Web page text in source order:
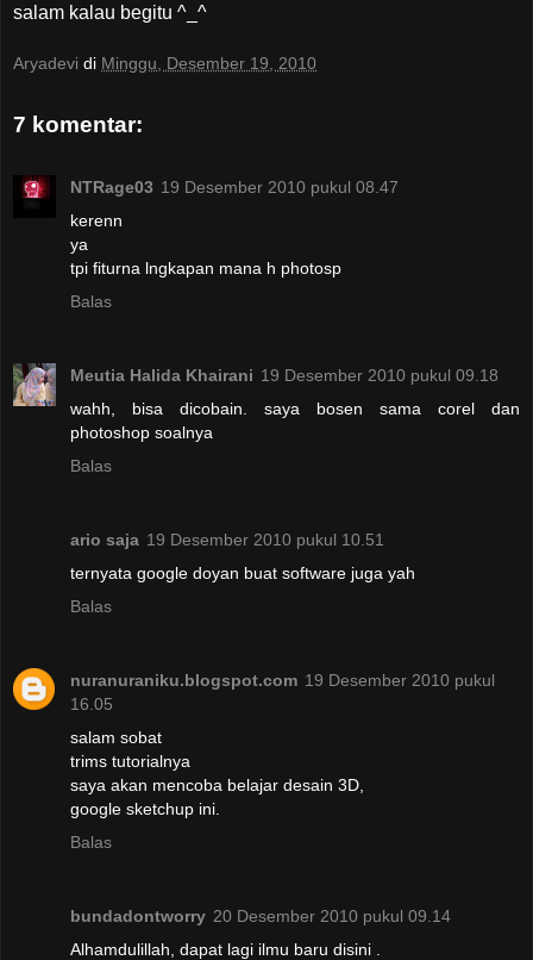
salam kalau begitu ^_^
Aryadevi di Minggu, Desember 19, 2010
7 komentar:
NTRage03 19 Desember 2010 pukul 08.47
kerenn
ya
tpi fiturna lngkapan mana h photosp
Balas
Meutia Halida Khairani 19 Desember 2010 pukul 09.18
wahh, bisa dicobain. saya bosen sama corel dan
photoshop soalnya
Balas
ario saja 19 Desember 2010 pukul 10.51
ternyata google doyan buat software juga yah
Balas
nuranuraniku.blogspot.com 19 Desember 2010 pukul
16.05
salam sobat
trims tutorialnya
saya akan mencoba belajar desain 3D,
google sketchup ini.
Balas
bundadontworry 20 Desember 2010 pukul 09.14
Alhamdulillah, dapat lagi ilmu baru disini .